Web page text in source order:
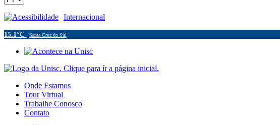
Acessibilidade Internacional
15.1°C Santa Cruz do Sul
Onde Estamos
Tour Virtual
Trabalhe Conosco
Contato